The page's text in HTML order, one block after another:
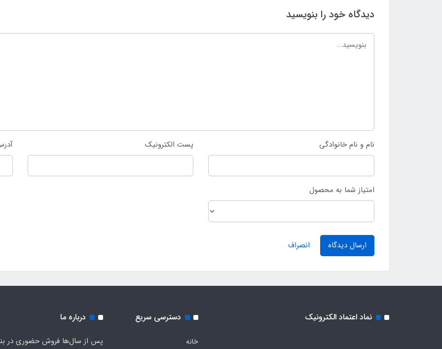
دیدگاه خود را بنویسید
نام و نام خانوادگی پست الکترونیک
امتیاز شما به محصول
ارسال دیدگاه انصراف
نماد اعتماد الکترونیک دسترسی سریع
خانه
درباره ما
پس از سال‌ها فروش حضوری در